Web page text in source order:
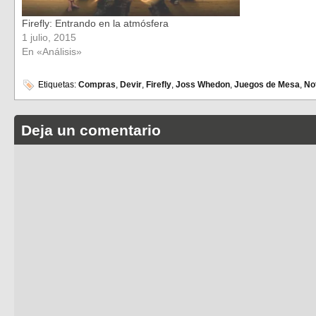
Firefly: Entrando en la atmósfera
1 julio, 2015
En «Análisis»
Etiquetas: Compras, Devir, Firefly, Joss Whedon, Juegos de Mesa,
Deja un comentario